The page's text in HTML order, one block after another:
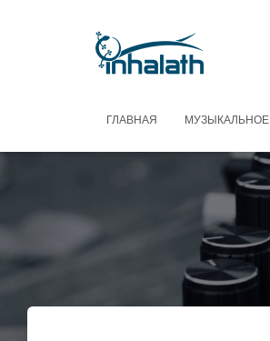
ГЛАВНАЯ МУЗЫКАЛЬНОЕ